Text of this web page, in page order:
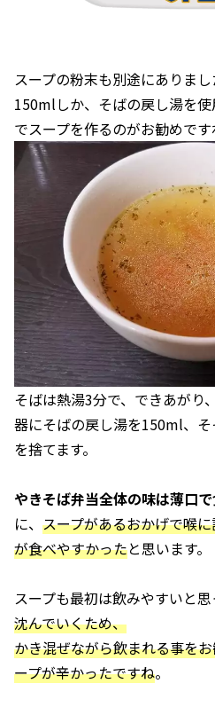
スープの粉末も別途にありまし
150mlしか、そばの戻し湯を
でスープを作るのがお勧めです
そばは熱湯3分で、できあがり
器にそばの戻し湯を150ml、
を捨てます。
やきそば弁当全体の味は薄口で
に、 スープがあるおかげで喉
が食べやすかったと思います。
スープも最初は飲みやすいと思
沈んでいくため、
かき混ぜながら飲まれる事を
ープが辛かったですね。